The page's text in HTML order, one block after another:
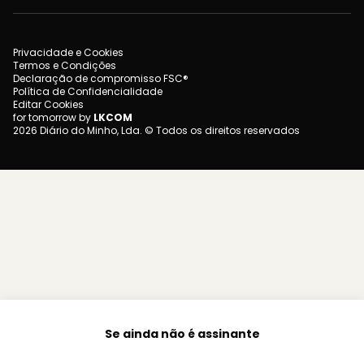
Se ainda não é assinante
Privacidade e Cookies
Termos e Condições
Declaração de compromisso FSC®
Política de Confidencialidade
Editar Cookies
for tomorrow by LKCOM
2026 Diário do Minho, Lda. © Todos os direitos reservados